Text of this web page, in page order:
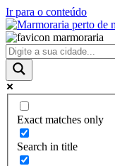
Ir para o conteúdo
Exact matches only
Search in title